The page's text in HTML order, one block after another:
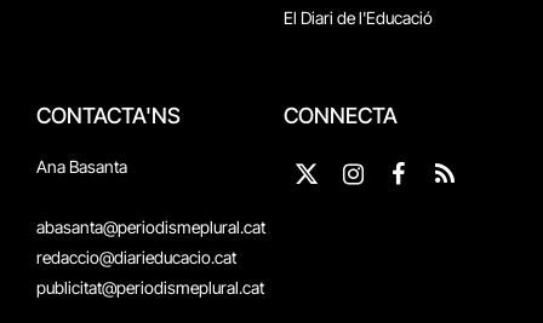
El Diari de l'Educació
CONTACTA'NS
Ana Basanta
abasanta@periodismeplural.cat
redaccio@diarieducacio.cat
publicitat@periodismeplural.cat
CONNECTA
X
Instagram
Facebook
RSS